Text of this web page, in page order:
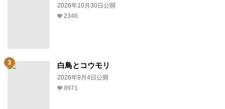
2026年10月30日公開
2340
白鳥とコウモリ
2026年9月4日公開
8971